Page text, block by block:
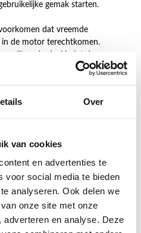
Over
van cookies
en advertenties te
voor social media te bieden
analyseren. Ook delen we
onze site met onze
en analyse. Deze
gemak starten.
dat vreemde
de motor terechtkomen.
dit onderdeel helpt de
een langdurig schonere
luchtfilter en de bougie
In de verpakking
kartonnen haak
je de brandstoffilter
Je hebt geen extra